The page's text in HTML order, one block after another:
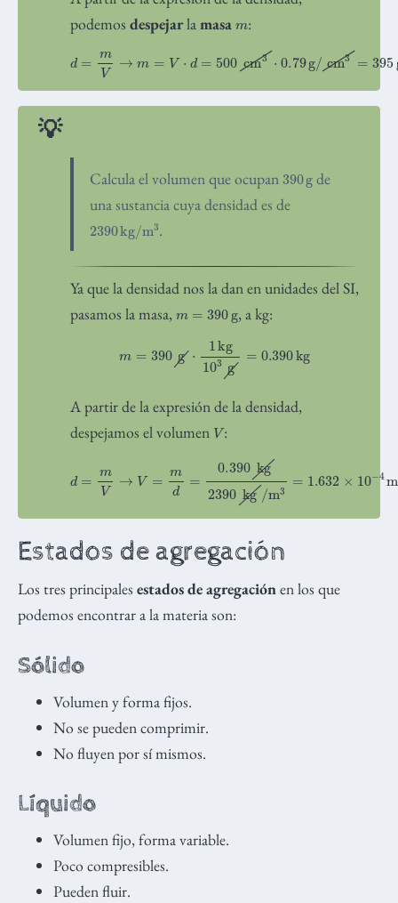
podemos despejarlamasa :
V→ cm3 0.395
Calcula el volumen que ocupan 390
de
una sustancia cuya densidad es de
2390kg m .
Ya que la densidad nos la dan en unidades del SI,
pasamos la masa,
390g , a kg:
kg103g
A partir de la expresión de la densidad,
despejamos el volumen V:
2390kg /m3
163.2cm3
Estados de agregación
Los tres principales estados de agregaciónen los que
podemos encontrar a la materia son:
Sólido
Volumen y forma fijos.
No se pueden comprimir.
No fluyen por sí mismos.
Líquido
Volumen fijo, forma variable.
Poco compresibles.
Pueden fluir.